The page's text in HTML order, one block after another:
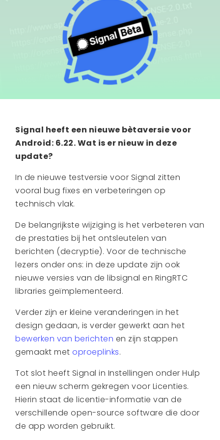
Signal heeft een nieuwe bètaversie voor
Android: 6.22. Wat is er nieuw in deze
update?
In de nieuwe testversie voor Signal zitten
vooral bug fixes en verbeteringen op
technisch vlak.
De belangrijkste wijziging is het verbeteren van
de prestaties bij het ontsleutelen van
berichten (decryptie). Voor de technische
lezers onder ons: in deze update zijn ook
nieuwe versies van de libsignal en RingRTC
libraries geïmplementeerd.
Verder zijn er kleine veranderingen in het
design gedaan, is verder gewerkt aan het
bewerken van berichten en zijn stappen
gemaakt metoproeplinks.
Tot slot heeft Signal in Instellingen onder Hulp
een nieuw scherm gekregen voor Licenties.
Hierin staat de licentie-informatie van de
verschillende open-source software die door
de app worden gebruikt.